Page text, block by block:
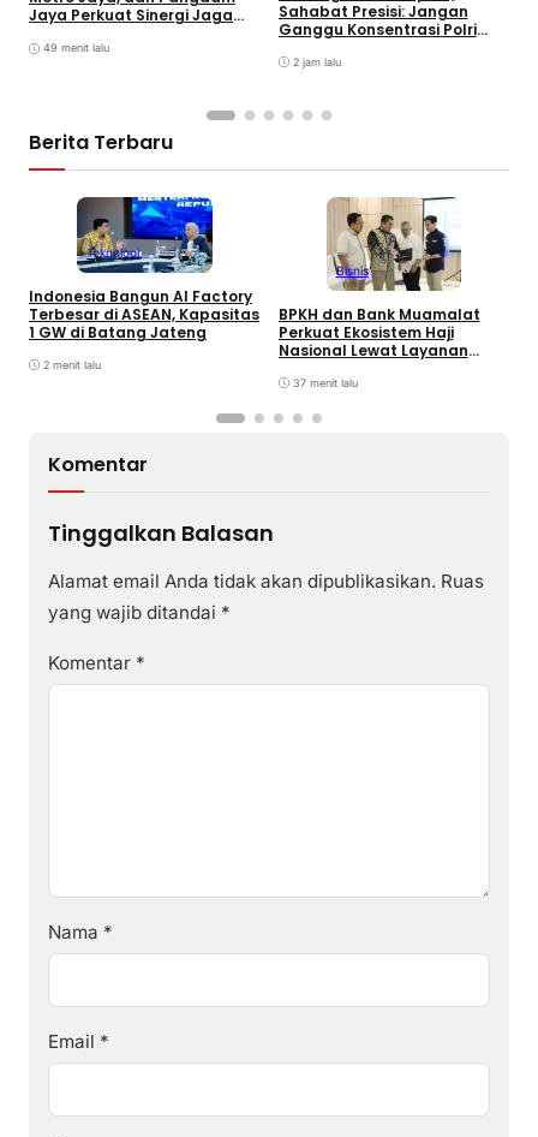
Jaya Perkuat Sinergi Jaga
49 menit lalu
Sahabat Presisi: Jangan
Ganggu Konsentrasi Polri
2 jam lalu
Berita Terbaru
Teknologi
Indonesia Bangun AI Factory
Terbesar di ASEAN, Kapasitas
1 GW di Batang Jateng
2 menit lalu
Bisnis
BPKH dan Bank Muamalat
Perkuat Ekosistem Haji
Nasional Lewat Layanan
37 menit lalu
Komentar
Tinggalkan Balasan
Alamat email Anda tidak akan dipublikasikan. Ruas
yang wajib ditandai *
Komentar *
Nama *
Email *